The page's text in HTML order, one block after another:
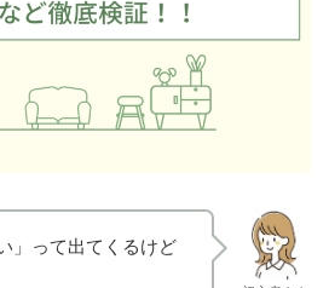
」って出てくるけど